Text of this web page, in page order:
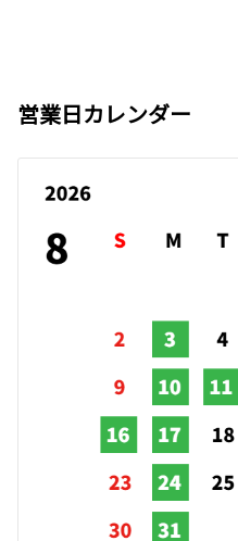
営業日カレンダー